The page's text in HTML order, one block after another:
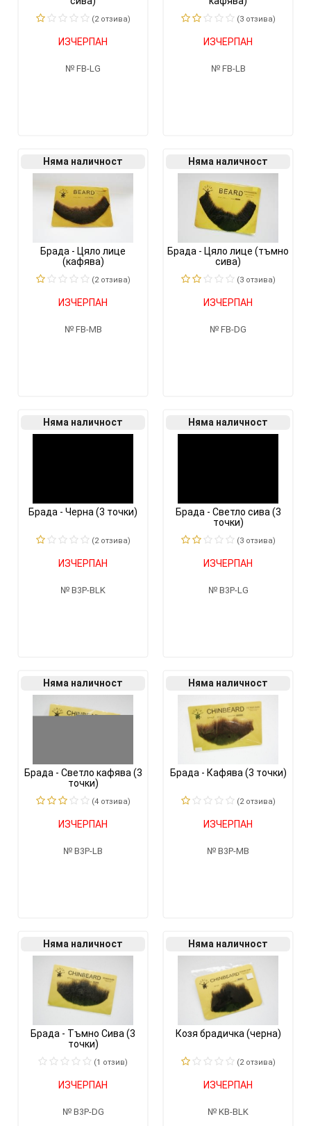
(2 отзивa)
ИЗЧЕРПАН
FB-LG
(3 отзивa)
ИЗЧЕРПАН
FB-LB
Няма наличност
Брада - Цяло лице
(кафява)
(2 отзивa)
ИЗЧЕРПАН
FB-MB
Няма наличност
Брада - Цяло лице (тъмно
сива)
(3 отзивa)
ИЗЧЕРПАН
FB-DG
Няма наличност
Брада - Черна (3 точки)
(2 отзивa)
ИЗЧЕРПАН
B3P-BLK
Няма наличност
Брада - Светло сива (3
точки)
(3 отзивa)
ИЗЧЕРПАН
B3P-LG
Няма наличност
Брада - Светло кафява (3
точки)
(4 отзивa)
ИЗЧЕРПАН
B3P-LB
Няма наличност
Брада - Кафява (3 точки)
(2 отзивa)
ИЗЧЕРПАН
B3P-MB
Няма наличност
Брада - Тъмно Сива (3
точки)
(1 отзив)
ИЗЧЕРПАН
B3P-DG
Няма наличност
Козя брадичка (черна)
(2 отзивa)
ИЗЧЕРПАН
KB-BLK